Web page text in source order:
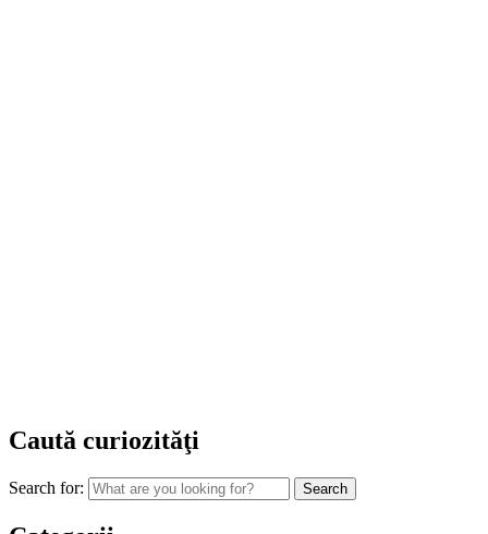
Caută curiozităţi
Search for: